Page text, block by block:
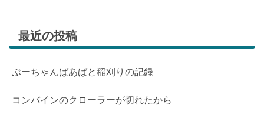
最近の投稿
ぶーちゃんばあばと稲刈りの記録
コンバインのクローラーが切れたから